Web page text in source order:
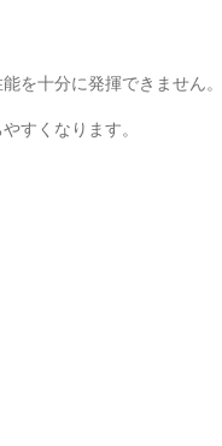
を十分に発揮できません。
すくなります。